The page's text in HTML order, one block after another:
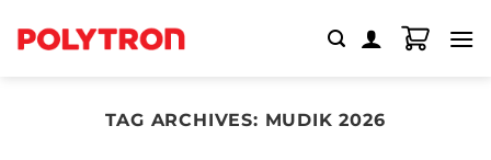
TAG ARCHIVES: MUDIK 2026